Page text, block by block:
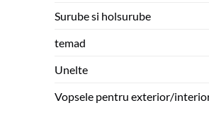
Surube si holsurube
temad
Unelte
Vopsele pentru exterior/